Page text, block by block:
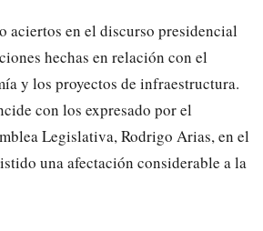
aciertos en el discurso presidencial
hechas en relación con el
y los proyectos de infraestructura.
con los expresado por el
Legislativa, Rodrigo Arias, en el
una afectación considerable a la